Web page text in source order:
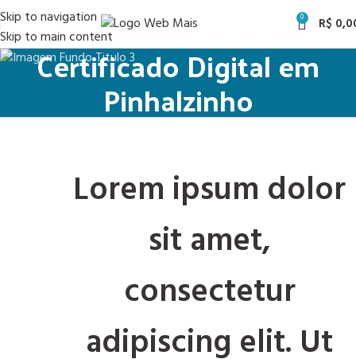
Skip to navigation
Skip to main content
0 R$
Certificado Digital em
Pinhalzinho
Lorem ipsum dolor
sit amet,
consectetur
adipiscing elit. Ut